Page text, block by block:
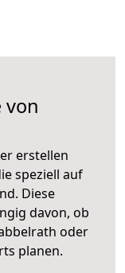
von
erstellen
speziell auf
Diese
davon, ob
oder
planen.